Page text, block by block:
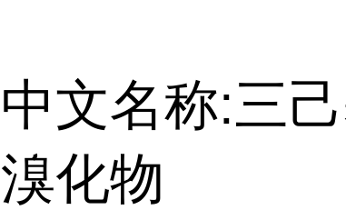
中文名称:三
溴化物